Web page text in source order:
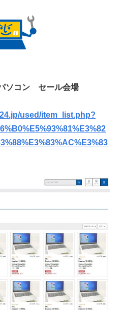
ソコン セール会場
used/item_list.php?